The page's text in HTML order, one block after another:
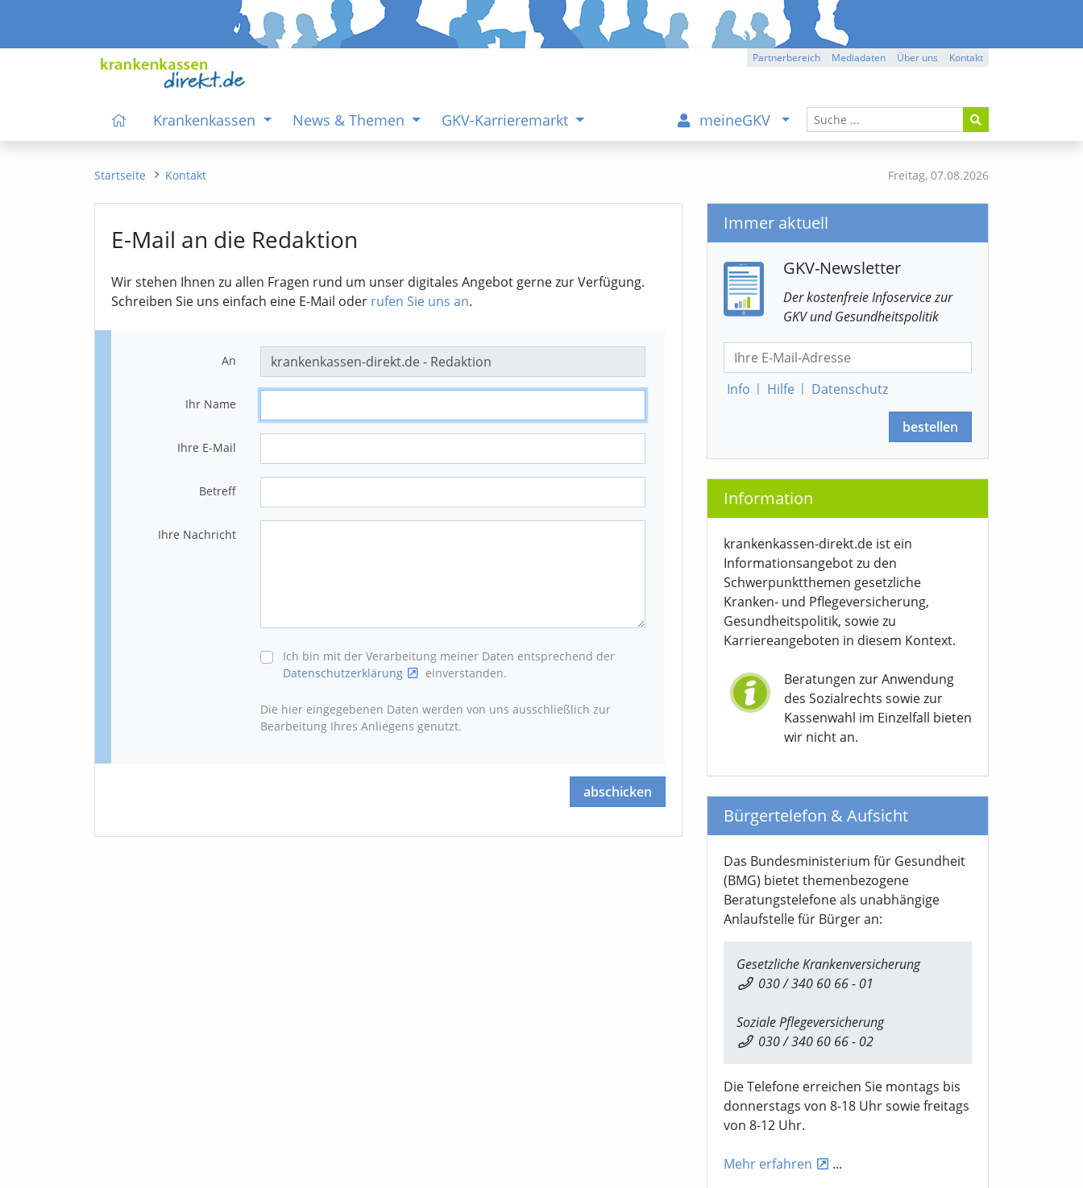
Partnerbereich Mediadaten Über uns Kontakt
Krankenkassen News & Themen GKV-Karrieremarkt meineGKV
Freitag, 07.08.2026
Startseite Kontakt
E-Mail an die Redaktion
Wir stehen Ihnen zu allen Fragen rund um unser digitales Angebot gerne zur Verfügung.
Schreiben Sie uns einfach eine E-Mail oder rufen Sie uns an.
An
Ihr Name
Ihre E-Mail
Betreff
Ihre Nachricht
Ich bin mit der Verarbeitung meiner Daten entsprechend der
Datenschutzerklärung
einverstanden.
Die hier eingegebenen Daten werden von uns ausschließlich zur
Bearbeitung Ihres Anliegens genutzt.
abschicken
Immer aktuell
GKV-Newsletter
Der kostenfreie Infoservicezur
GKVund Gesundheitspolitik
Info | Hilfe | Datenschutz
bestellen
Information
krankenkassen-direkt.de ist ein
Informationsangebot zu den
Schwerpunktthemen gesetzliche
Kranken- und Pflegeversicherung,
Gesundheitspolitik, sowie zu
Karriereangeboten in diesem Kontext.
Beratungen zur Anwendung
des Sozialrechts sowie zur
Kassenwahl im Einzelfall bieten
wir nicht an.
Bürgertelefon & Aufsicht
Das Bundesministerium für Gesundheit
(BMG) bietet themenbezogene
Beratungstelefone als unabhängige
Anlaufstelle für Bürger an:
Gesetzliche Krankenversicherung
030 / 340 60 66 - 01
Soziale Pflegeversicherung
030 / 340 60 66 - 02
Die Telefone erreichen Sie montags bis
donnerstags von 8-18 Uhr sowie freitags
von 8-12 Uhr.
Mehr erfahren ...